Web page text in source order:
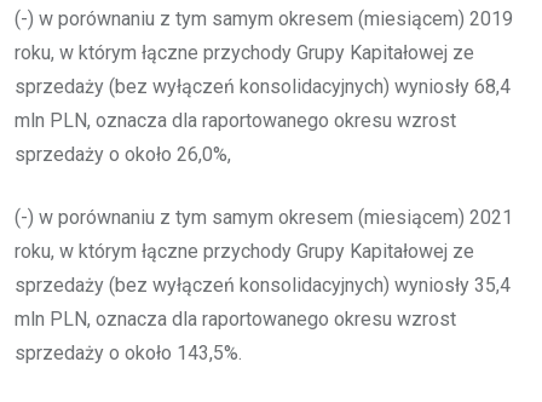
(-) w porównaniu z tym samym okresem (miesiącem) 2019
roku, w którym łączne przychody Grupy Kapitałowej ze
sprzedaży (bez wyłączeń konsolidacyjnych) wyniosły 68,4
mln PLN, oznacza dla raportowanego okresu wzrost
sprzedaży o około 26,0%,
(-) w porównaniu z tym samym okresem (miesiącem) 2021
roku, w którym łączne przychody Grupy Kapitałowej ze
sprzedaży (bez wyłączeń konsolidacyjnych) wyniosły 35,4
mln PLN, oznacza dla raportowanego okresu wzrost
sprzedaży o około 143,5%.